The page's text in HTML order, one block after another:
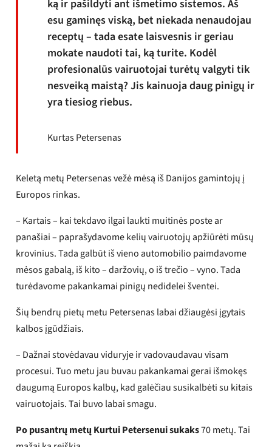
ką ir pašildyti ant išmetimo sistemos. Aš
esu gaminęs viską, bet niekada nenaudojau
receptų – tada esate laisvesnis ir geriau
mokate naudoti tai, ką turite. Kodėl
profesionalūs vairuotojai turėtų valgyti tik
nesveiką maistą? Jis kainuoja daug pinigų ir
yra tiesiog riebus.
Kurtas Petersenas
Keletą metų Petersenas vežė mėsą iš Danijos gamintojų į
Europos rinkas.
– Kartais – kai tekdavo ilgai laukti muitinės poste ar
panašiai – paprašydavome kelių vairuotojų apžiūrėti mūsų
krovinius. Tada galbūt iš vieno automobilio paimdavome
mėsos gabalą, iš kito – daržovių, o iš trečio – vyno. Tada
turėdavome pakankamai pinigų nedidelei šventei.
Šių bendrų pietų metu Petersenas labai džiaugėsi įgytais
kalbos įgūdžiais.
– Dažnai stovėdavau viduryje ir vadovaudavau visam
procesui. Tuo metu jau buvau pakankamai gerai išmokęs
daugumą Europos kalbų, kad galėčiau susikalbėti su kitais
vairuotojais. Tai buvo labai smagu.
Po pusantrų metų Kurtui Petersenui sukaks70 metų. Tai